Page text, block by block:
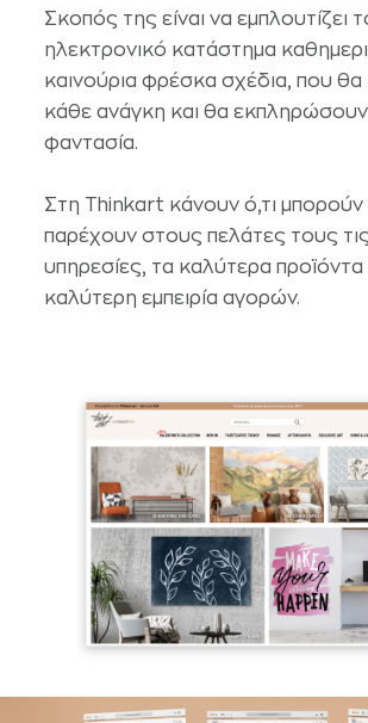
Σκοπός της είναι να εμπλουτίζει
ηλεκτρονικό κατάστημα
καινούρια φρέσκα σχέδια, που
κάθε ανάγκη και θα
φαντασία.
Στη Thinkart κάνουν ό,τι μπορούν
παρέχουν στους πελάτες τους
υπηρεσίες, τα καλύτερα προϊόντα
καλύτερη εμπειρία αγορών.